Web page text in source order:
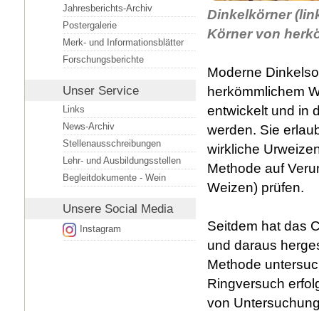
Jahresberichts-Archiv
Postergalerie
Merk- und Informationsblätter
Forschungsberichte
Unser Service
Links
News-Archiv
Stellenausschreibungen
Lehr- und Ausbildungsstellen
Begleitdokumente - Wein
Unsere Social Media
Instagram
Dinkelkörner
Körner von
Moderne
herkömmlichem
entwickelt und in
werden. Sie
wirkliche
Methode auf
Weizen) prüfen.
Seitdem hat das
und daraus
Methode
Ringversuch
von